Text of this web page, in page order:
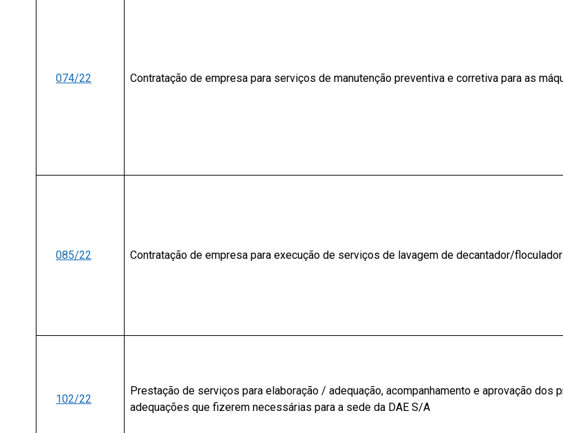
074/22 Contratação de empresa para serviços de manutenção preventiva e corretiva para as
085/22 Contratação de empresa para execução de serviços de lavagem de decantador/floculador
102/22
Prestação de serviços para elaboração / adequação, acompanhamento e aprovação dos
adequações que fizerem necessárias para a sede da DAE S/A